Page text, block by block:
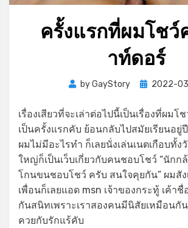
ครั้งแรกที่ผมโชว์
าท์ดอร์
byGayStory
Posted
2022-
เรื่องเสียวที่จะเล่าต่อไปนี้เป็นเรื่องที่ผมโ
เป็นครั้งแรกคับ ย้อนกลับไปสมัยเรียนอยู่
ผมไม่มีอะไรทำ ก็เลยนั่งเล่นเนตเกือบทั้ง
ใหญ่ก็เป็นเว็บเกี่ยวกับคนชอบโชว์ “นักก
โกนขนชอบโชว์ ครับ สนใจคุยกัน” ผมสัง
เพื่อนก็เลยแอด msn เจ้าของกระทู้ เค้าชื่
กันสนิทเพราะเราสองคนมีนิสัยเหมือนกั
ควยกับรักแร้คับ